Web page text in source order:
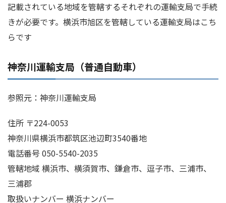
記載されている地域を管轄するそれぞれの運輸支局で手続
きが必要です。横浜市旭区を管轄している運輸支局はこち
らです
神奈川運輸支局（普通自動車）
参照元：神奈川運輸支局
住所 〒224-0053
神奈川県横浜市都筑区池辺町3540番地
電話番号 050-5540-2035
管轄地域 横浜市、横須賀市、鎌倉市、逗子市、三浦市、
三浦郡
取扱いナンバー 横浜ナンバー